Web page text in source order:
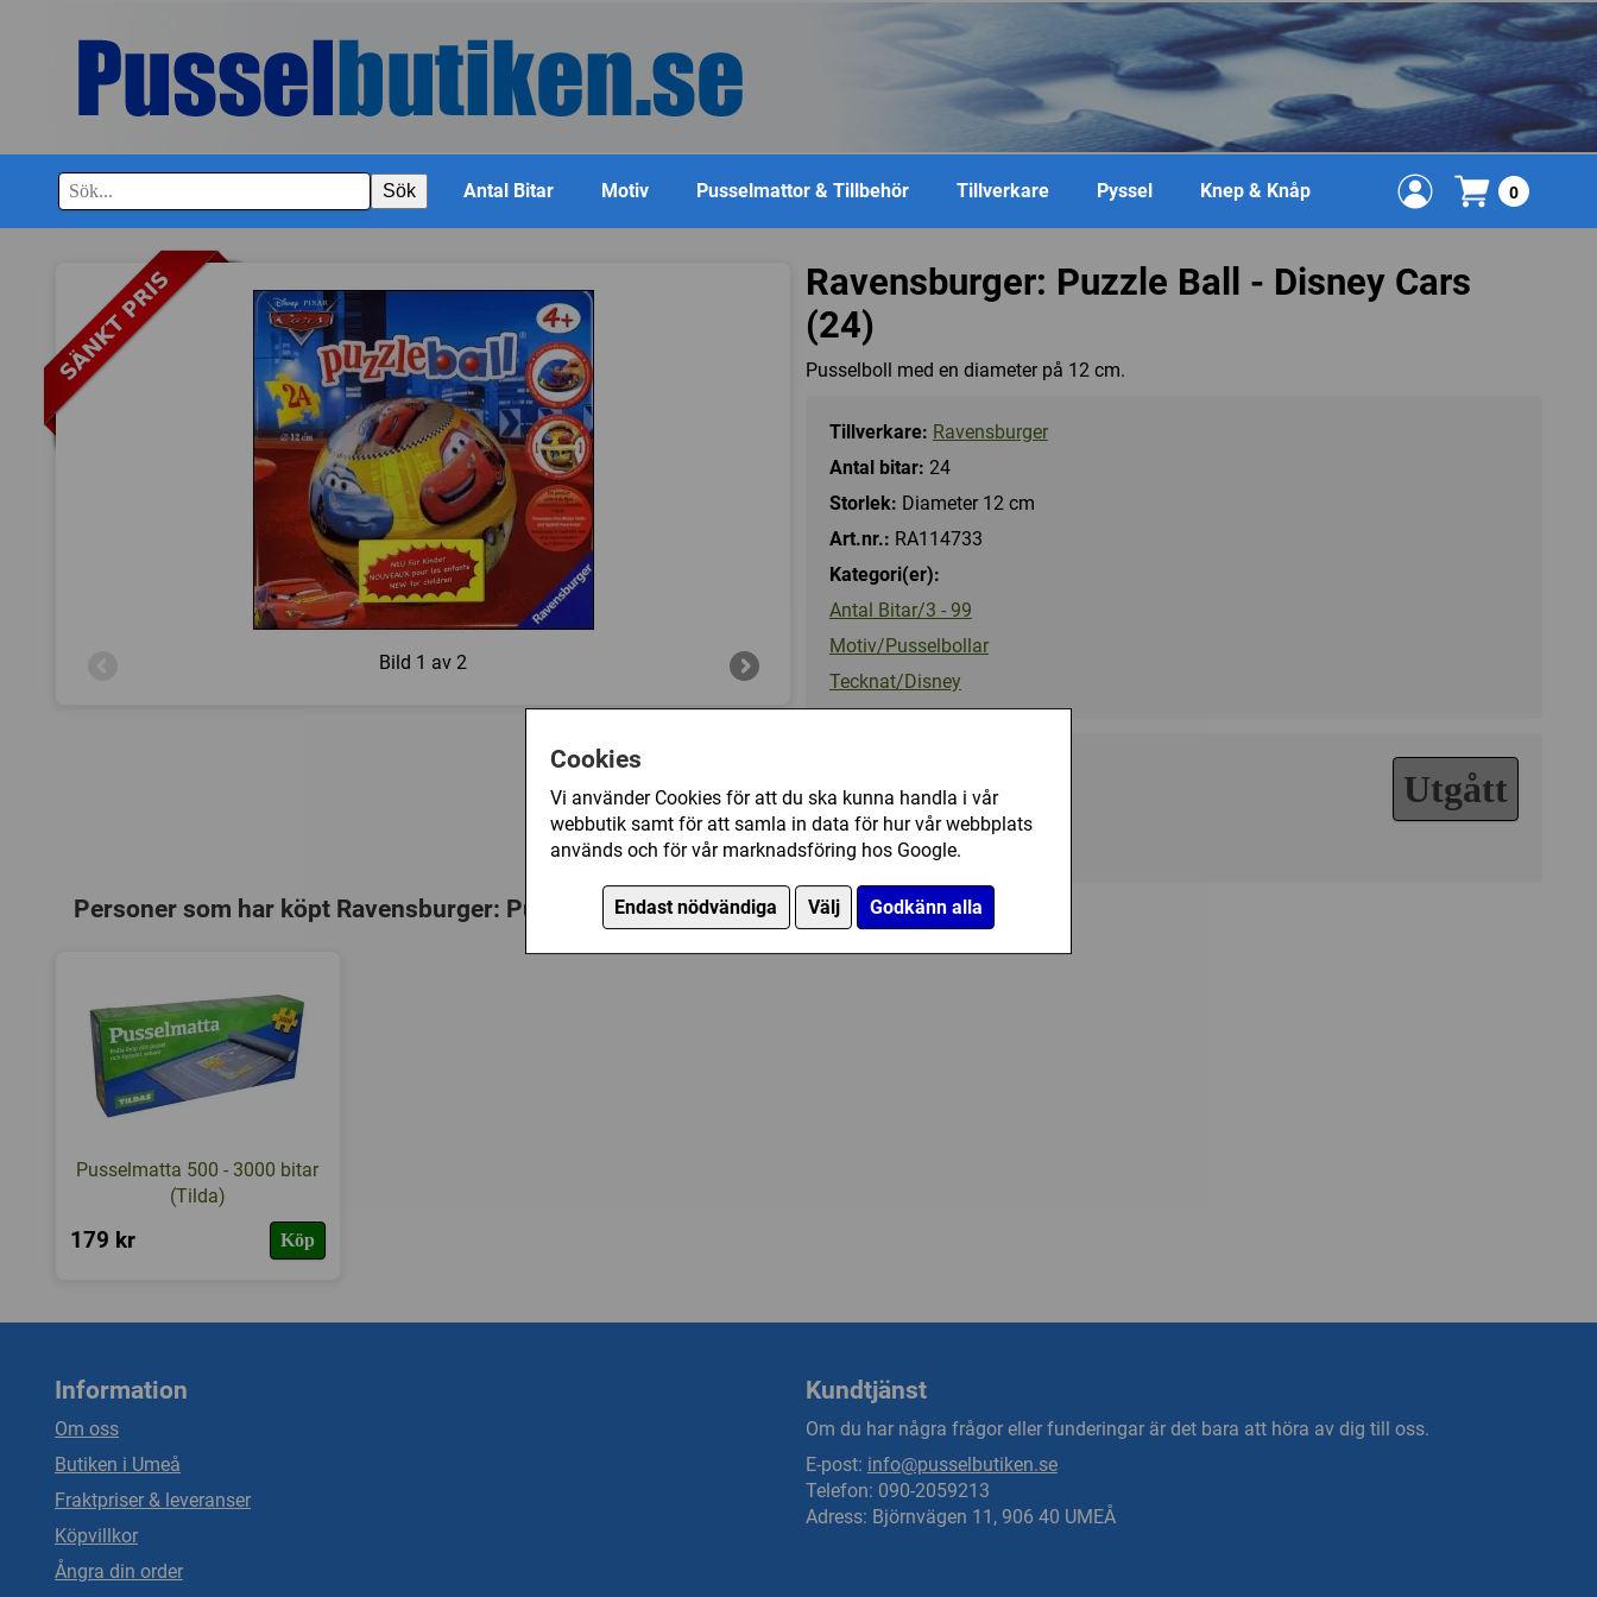
Cookies
Vi använder Cookies för att du ska kunna handla i vår
webbutik samt för att samla in data för hur vår webbplats
används och för vår marknadsföring hos Google.
Endast nödvändiga Välj Godkänn alla
Sök Antal Bitar Motiv Pusselmattor & Tillbehör Tillverkare Pyssel Knep & Knåp 0
Bild 1 av 2
Ravensburger: Puzzle Ball - Disney Cars
(24)
Pusselboll med en diameter på 12 cm.
Tillverkare: Ravensburger
Antal bitar: 24
Storlek: Diameter 12 cm
Art.nr.: RA114733
Kategori(er):
Antal Bitar/3 - 99
Motiv/Pusselbollar
Tecknat/Disney
99 kr(175 kr) Utgått
Ej tillgänglig
Personer som har köpt Ravensburger: Puzzle Ball - Disney Cars (24) har också köpt
Pusselmatta 500 - 3000 bitar
(Tilda)
179 kr Köp
Information
Om oss
Butiken i Umeå
Fraktpriser & leveranser
Köpvillkor
Ångra din order
Kundtjänst
Om du har några frågor eller funderingar är det bara att höra av dig till oss.
E-post: info@pusselbutiken.se
Telefon: 090-2059213
Adress: Björnvägen 11, 906 40 UMEÅ